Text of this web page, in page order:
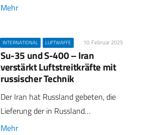
Mehr
INTERNATIONAL LUFTWAFFE 10. Februar 2025
Su-35 und S-400 – Iran
verstärkt Luftstreitkräfte mit
russischer Technik
Der Iran hat Russland gebeten, die
Lieferung der in Russland…
Mehr